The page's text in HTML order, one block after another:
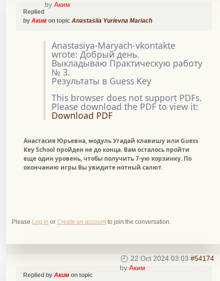
by Аким
Replied
by Аким on topic Anastasiia Yurievna Mariach
Anastasiya-Maryach-vkontakte
wrote: Добрый день.
Выкладываю Практическую работу
№ 3.
Результаты в Guess Key
This browser does not support PDFs.
Please download the PDF to view it:
Download PDF
Анастасия Юрьевна, модуль Угадай клавишу или Guess
Key School пройден не до конца. Вам осталось пройти
еще один уровень, чтобы получить 7-ую корзинку. По
окончанию игры Вы увидите нотный салют.
Please Log in or Create an account to join the conversation.
22 Oct 2024 03:03 #54174
by Аким
Replied by Аким on topic